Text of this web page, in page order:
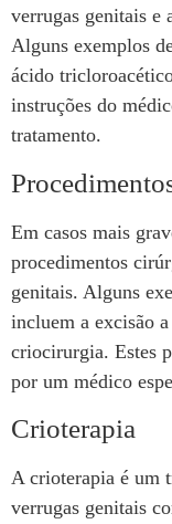
verrugas genitais e
Alguns exemplos
ácido
instruções do
tratamento.
Em casos mais
procedimentos
genitais. Alguns
incluem a excisão
criocirurgia. Estes
por um médico
Crioterapia
A crioterapia é um
verrugas genitais